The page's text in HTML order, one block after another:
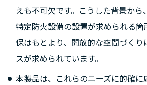
えも不可欠です。こうした背景から
特定防火設備の設置が求められる
保はもとより、開放的な空間づくり
スが求められています。
本製品は、これらのニーズに的確に